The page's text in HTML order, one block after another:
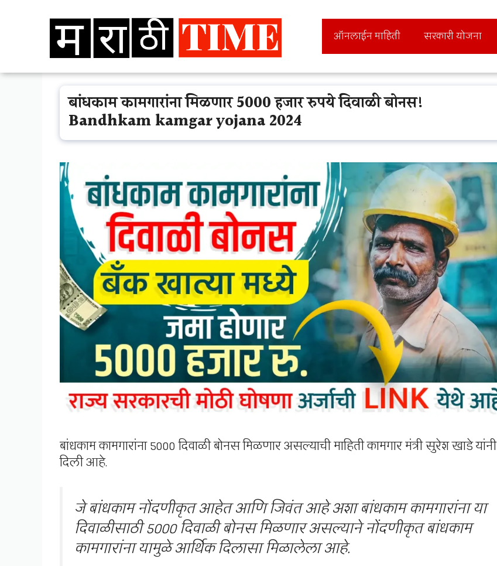
ऑनलाईन माहिती सरकारी योजना
बांधकाम कामगारांना मिळणार 5000 हजार रुपये दिवाळी बोनस!
Bandhkam kamgar yojana 2024
बांधकाम कामगारांना 5000 दिवाळी बोनस मिळणार असल्याची माहिती कामगार मंत्री सुरेश खाडे यांनी
दिली आहे.
जे बांधकाम नोंदणीकृत आहेत आणि जिवंत आहे अशा बांधकाम कामगारांना या
दिवाळीसाठी 5000 दिवाळी बोनस मिळणार असल्याने नोंदणीकृत बांधकाम
कामगारांना यामुळे आर्थिक दिलासा मिळालेला आहे.